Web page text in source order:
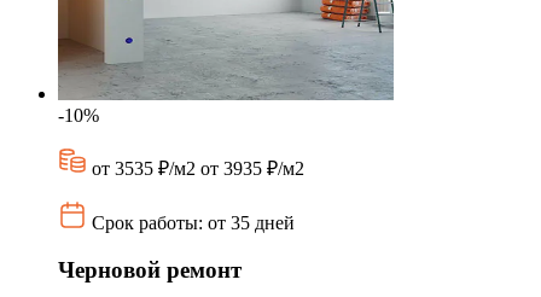
-10%
от 3535 ₽/м2 от 3935 ₽/м2
Срок работы: от 35 дней
Черновой ремонт